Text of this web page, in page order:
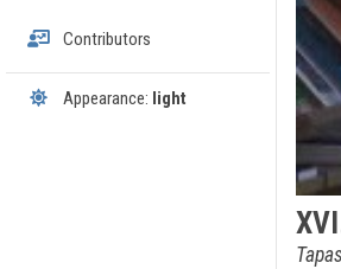
Contributors
Appearance: light